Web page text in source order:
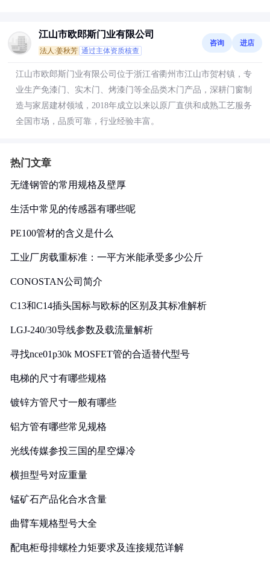
江山市欧郎斯门业有限公司
法人:姜秋芳 通过主体资质核查
咨询 进店
江山市欧郎斯门业有限公司位于浙江省衢州市江山市贺村镇，专
业生产免漆门、实木门、烤漆门等全品类木门产品，深耕门窗制
造与家居建材领域，2018年成立以来以原厂直供和成熟工艺服务
全国市场，品质可靠，行业经验丰富。
热门文章
无缝钢管的常用规格及壁厚
生活中常见的传感器有哪些呢
PE100管材的含义是什么
工业厂房载重标准：一平方米能承受多少公斤
CONOSTAN公司简介
C13和C14插头国标与欧标的区别及其标准解析
LGJ-240/30导线参数及载流量解析
寻找nce01p30k MOSFET管的合适替代型号
电梯的尺寸有哪些规格
镀锌方管尺寸一般有哪些
铝方管有哪些常见规格
光线传媒参投三国的星空爆冷
横担型号对应重量
锰矿石产品化合水含量
曲臂车规格型号大全
配电柜母排螺栓力矩要求及连接规范详解